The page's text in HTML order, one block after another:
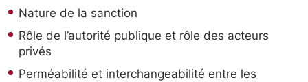
Nature de la sanction
Rôle de l’autorité publique et rôle des acteurs
privés
Perméabilité et interchangeabilité entre les